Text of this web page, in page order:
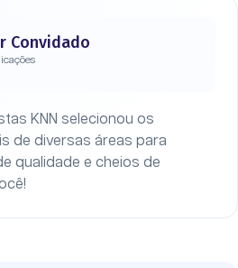
Convidado
KNN selecionou os
de diversas áreas para
qualidade e cheios de